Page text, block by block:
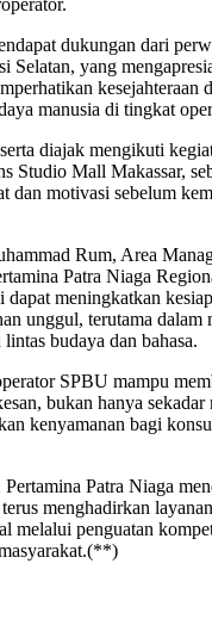
dukungan dari
Selatan, yang
kesejahteraan
manusia di tingkat
diajak mengikuti
Studio Mall Makassar,
dan motivasi sebelum
Rum, Area
Patra Niaga
dapat meningkatkan
unggul, terutama dalam
budaya dan bahasa.
SPBU mampu
bukan hanya sekadar
kenyamanan bagi
Patra Niaga
menghadirkan
melalui penguatan